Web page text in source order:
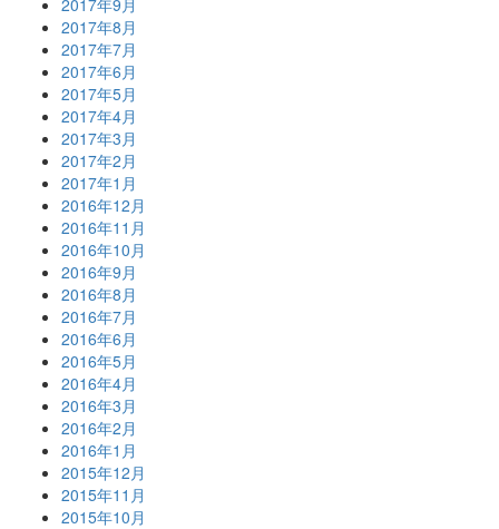
2017年8月
2017年7月
2017年6月
2017年5月
2017年4月
2017年3月
2017年2月
2017年1月
2016年12月
2016年11月
2016年10月
2016年9月
2016年8月
2016年7月
2016年6月
2016年5月
2016年4月
2016年3月
2016年2月
2016年1月
2015年12月
2015年11月
2015年10月